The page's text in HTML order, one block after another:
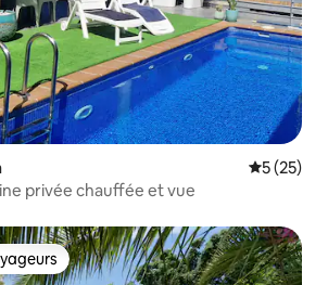
5 (25)
privée chauffée et vue